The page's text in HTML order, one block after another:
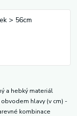
a hebký materiál
hlavy (v cm) -
kombinace